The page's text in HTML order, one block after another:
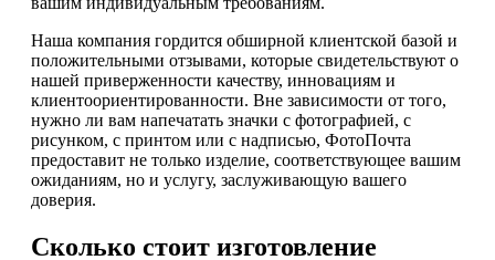
Наша компания гордится обширной клиентской базой и
положительными отзывами, которые свидетельствуют о
нашей приверженности качеству, инновациям и
клиентоориентированности. Вне зависимости от того,
нужно ли вам напечатать значки с фотографией, с
рисунком, с принтом или с надписью, ФотоПочта
предоставит не только изделие, соответствующее вашим
ожиданиям, но и услугу, заслуживающую вашего
доверия.
Сколько стоит изготовление